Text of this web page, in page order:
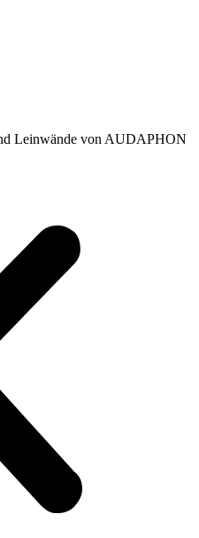
Leinwände von AUDAPHON